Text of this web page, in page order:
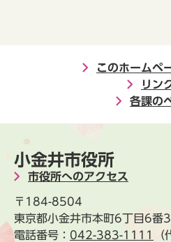
このホームペ
リン
各課の
小金井市役所
市役所へのアクセス
〒184-8504
東京都小金井市本町6丁目6番
電話番号： 042-383-1111 （